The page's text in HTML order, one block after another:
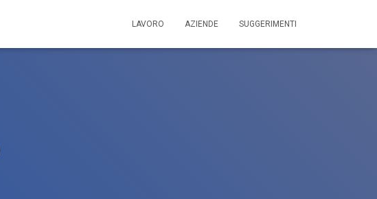
LAVORO AZIENDE SUGGERIMENTI